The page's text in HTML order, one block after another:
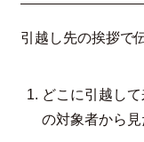
引越し先の挨拶で
どこに引越し
の対象者から見